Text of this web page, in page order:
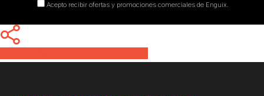
Acepto recibir ofertas y promociones comerciales de Enguix.